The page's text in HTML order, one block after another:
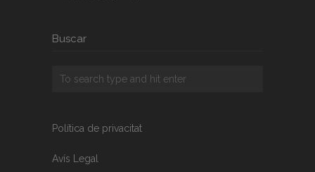
Buscar
Política de privacitat
Avís Legal